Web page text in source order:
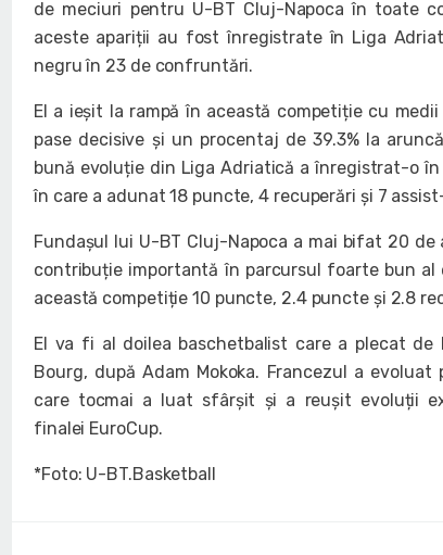
de meciuri pentru U-BT Cluj-Napoca în toate
aceste apariții au fost înregistrate în Liga
negru în 23 de confruntări.
El a ieșit la rampă în această competiție cu
pase decisive și un procentaj de 39.3% la
bună evoluție din Liga Adriatică a înregistrat-o în
în care a adunat 18 puncte, 4 recuperări și 7
Fundașul lui U-BT Cluj-Napoca a mai bifat 20 de
contribuție importantă în parcursul foarte bun al
această competiție 10 puncte, 2.4 puncte și 2.8
El va fi al doilea baschetbalist care a plecat
Bourg, după Adam Mokoka. Francezul a
care tocmai a luat sfârșit și a reușit evoluții
finalei EuroCup.
*Foto: U-BT.Basketball